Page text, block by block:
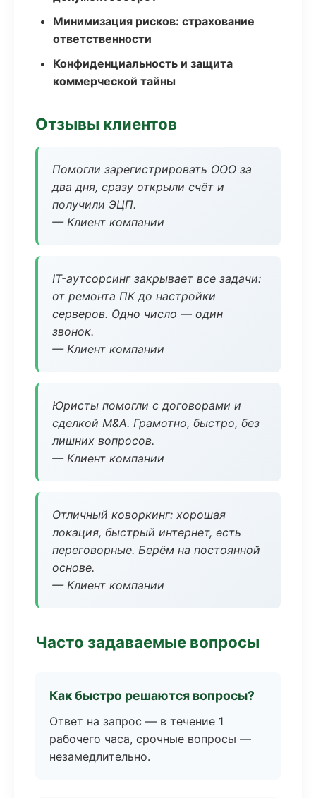
Минимизация рисков: страхование
ответственности
Конфиденциальность и защита
коммерческой тайны
Отзывы клиентов
Помогли зарегистрировать ООО за
два дня, сразу открыли счёт и
получили ЭЦП.
— Клиент компании
IT-аутсорсинг закрывает все задачи:
от ремонта ПК до настройки
серверов. Одно число — один
звонок.
— Клиент компании
Юристы помогли с договорами и
сделкой M&A. Грамотно, быстро, без
лишних вопросов.
— Клиент компании
Отличный коворкинг: хорошая
локация, быстрый интернет, есть
переговорные. Берём на постоянной
основе.
— Клиент компании
Часто задаваемые вопросы
Как быстро решаются вопросы?
Ответ на запрос — в течение 1
рабочего часа, срочные вопросы —
незамедлительно.